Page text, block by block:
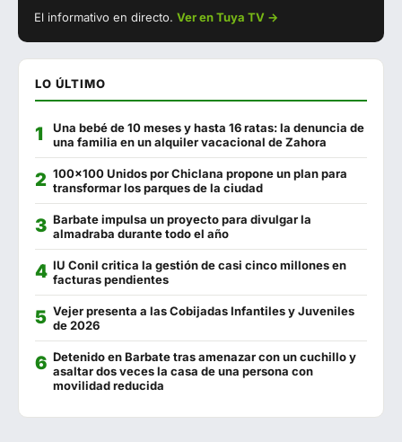
Malabata 625 293 879
El Pasaje 956 440 098
El Andaluz 956 440 051
La Plazuela Gastrobar 634 648 471
La Almazara 670 018 251
La Chanca
Cádiz 11 956 444 075
Francisco Fontanilla
El Sopa
Puerta Cai 856 839 144
EN DIRECTO
El informativo en directo. Ver en Tuya TV →
LO ÚLTIMO
Una bebé de 10 meses y hasta 16 ratas: la denuncia de
una familia en un alquiler vacacional de Zahora
100x100 Unidos por Chiclana propone un plan para
transformar los parques de la ciudad
Barbate impulsa un proyecto para divulgar la
almadraba durante todo el año
IU Conil critica la gestión de casi cinco millones en
facturas pendientes
Vejer presenta a las Cobijadas Infantiles y Juveniles
de 2026
Detenido en Barbate tras amenazar con un cuchillo y
asaltar dos veces la casa de una persona con
movilidad reducida